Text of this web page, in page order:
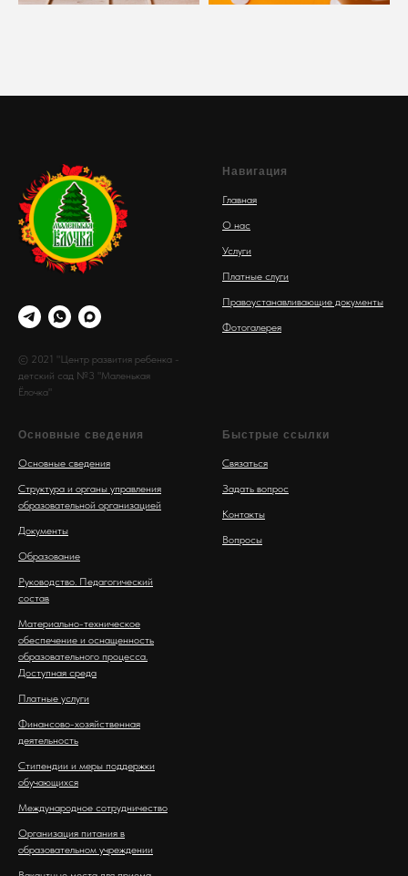
© 2021 "Центр развития ребенка -
детский сад №3 "Маленькая
Ёлочка"
Навигация
Главная
О нас
Услуги
Платные слуги
Правоустанавливающие документы
Фотогалерея
Основные сведения
Основные сведения
Структура и органы управления
образовательной организацией
Документы
Образование
Руководство. Педагогический
состав
Материально-техническое
обеспечение и оснащенность
образовательного процесса.
Доступная среда
Платные услуги
Финансово-хозяйственная
деятельность
Стипендии и меры поддержки
обучающихся
Международное сотрудничество
Организация питания в
образовательном учреждении
Быстрые ссылки
Связаться
Задать вопрос
Контакты
Вопросы